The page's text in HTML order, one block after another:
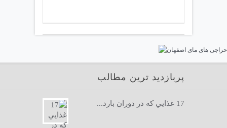
پربازدید ترین مطالب
17 غذايي كه در دوران بارد...